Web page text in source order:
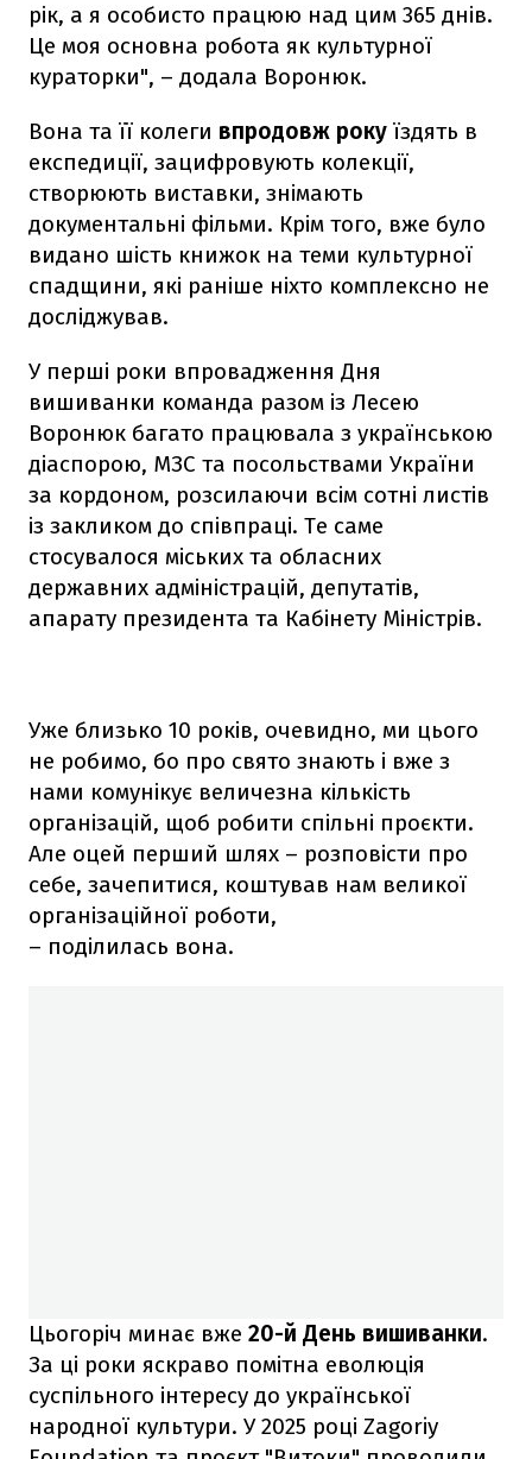
рік, а я особисто працюю над цим 365 днів.
Це моя основна робота як культурної
кураторки", – додала Воронюк.
Вона та її колеги впродовж року їздять в
експедиції, зацифровують колекції,
створюють виставки, знімають
документальні фільми. Крім того, вже було
видано шість книжок на теми культурної
спадщини, які раніше ніхто комплексно не
досліджував.
У перші роки впровадження Дня
вишиванки команда разом із Лесею
Воронюк багато працювала з українською
діаспорою, МЗС та посольствами України
за кордоном, розсилаючи всім сотні листів
із закликом до співпраці. Те саме
стосувалося міських та обласних
державних адміністрацій, депутатів,
апарату президента та Кабінету Міністрів.
Уже близько 10 років, очевидно, ми цього
не робимо, бо про свято знають і вже з
нами комунікує величезна кількість
організацій, щоб робити спільні проєкти.
Але оцей перший шлях – розповісти про
себе, зачепитися, коштував нам великої
організаційної роботи,
– поділилась вона.
Цьогоріч минає вже 20-й День вишиванки.
За ці роки яскраво помітна еволюція
суспільного інтересу до української
народної культури. У 2025 році Zagoriy